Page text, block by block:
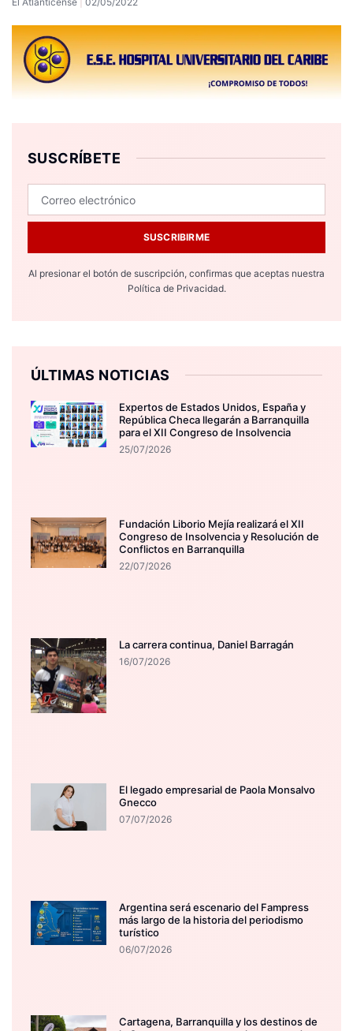
SUSCRÍBETE
SUSCRIBIRME
Al presionar el botón de suscripción, confirmas que aceptas nuestra
Política de Privacidad.
ÚLTIMAS NOTICIAS
Expertos de Estados Unidos, España y
República Checa llegarán a Barranquilla
para el XII Congreso de Insolvencia
25/07/2026
Fundación Liborio Mejía realizará el XII
Congreso de Insolvencia y Resolución de
Conflictos en Barranquilla
22/07/2026
La carrera continua, Daniel Barragán
16/07/2026
El legado empresarial de Paola Monsalvo
Gnecco
07/07/2026
Argentina será escenario del Fampress
más largo de la historia del periodismo
turístico
06/07/2026
Cartagena, Barranquilla y los destinos de